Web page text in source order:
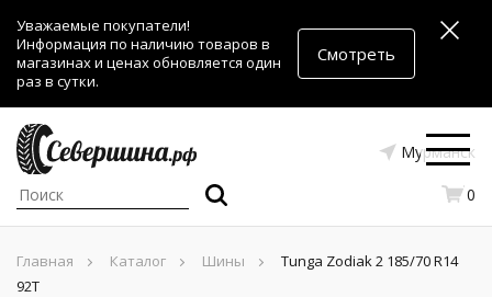
Уважаемые покупатели!
Информация по наличию товаров в
магазинах и ценах обновляется один
раз в сутки.
Смотреть
Мурманск
0
Главная Каталог Шины
Tunga Zodiak 2 185/70 R14
92T